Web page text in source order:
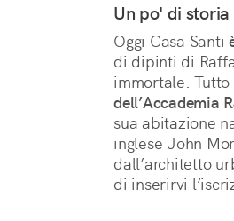
Un po' di storia
Oggi Casa Santi
di dipinti di
immortale.
dell’Accademia
sua abitazione
inglese John
dall’architetto
di inserirvi